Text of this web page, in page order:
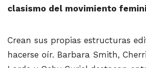
clasismo del movimiento
Crean sus propias estructuras
hacerse oír. Barbara Smith,